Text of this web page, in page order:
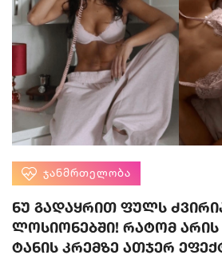
ᲯᲐᲜᲛᲠᲗᲔᲚᲝᲑᲐ
ნუ გადაყრით ფულს
ლოსიონებში! რატომ არის
ტანის კრემზე ათჯერ